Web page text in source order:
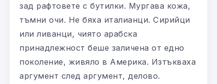
зад рафтовете с бутилки. Мургава кожа,
тъмни очи. Не бяха италианци. Сирийци
или ливанци, чиято арабска
принадлежност беше заличена от едно
поколение, живяло в Америка. Изтъкваха
аргумент след аргумент, делово.